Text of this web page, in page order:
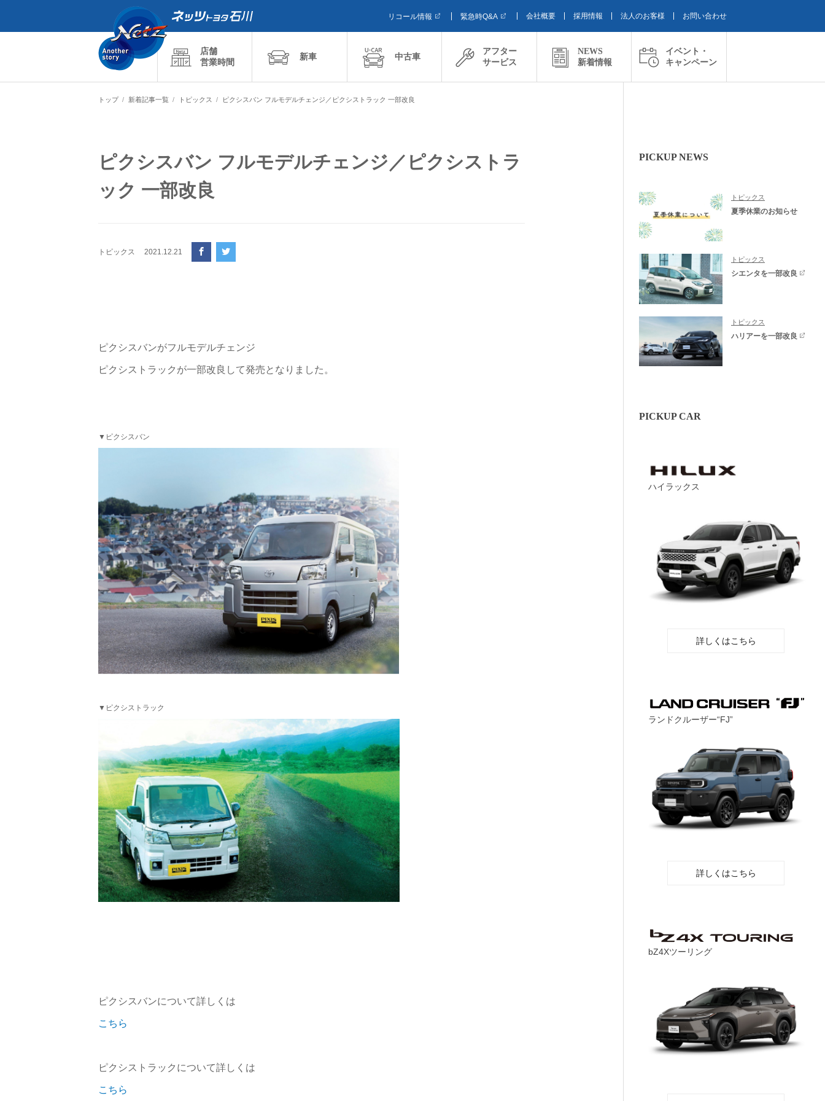
リコール情報 緊急時Q&A 会社概要 採用情報 法人のお客様 お問い合わせ
店舗
営業時間
新車 中古車
アフター
サービス
NEWS
新着情報
イベント・
キャンペーン
トップ 新着記事一覧 トピックス ピクシスバン フルモデルチェンジ／ピクシストラック 一部改良
ピクシスバン フルモデルチェンジ／ピクシストラ
ック 一部改良
トピックス 2021.12.21
ピクシスバンがフルモデルチェンジ
ピクシストラックが一部改良して発売となりました。
▼ピクシスバン
▼ピクシストラック
ピクシスバンについて詳しくは
こちら
ピクシストラックについて詳しくは
こちら
PICKUP NEWS
トピックス
夏季休業のお知らせ
トピックス
シエンタを一部改良
トピックス
ハリアーを一部改良
PICKUP CAR
ハイラックス
詳しくはこちら
ランドクルーザー“FJ”
詳しくはこちら
bZ4Xツーリング